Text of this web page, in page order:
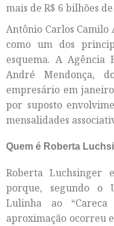
mais de R$ 6 bilhões
Antônio Carlos Camilo
como um dos
esquema. A
André Mendonça,
empresário em
por suposto
mensalidades
Quem é Roberta
Roberta Luchsinger
porque, segundo o
Lulinha ao
aproximação ocorreu